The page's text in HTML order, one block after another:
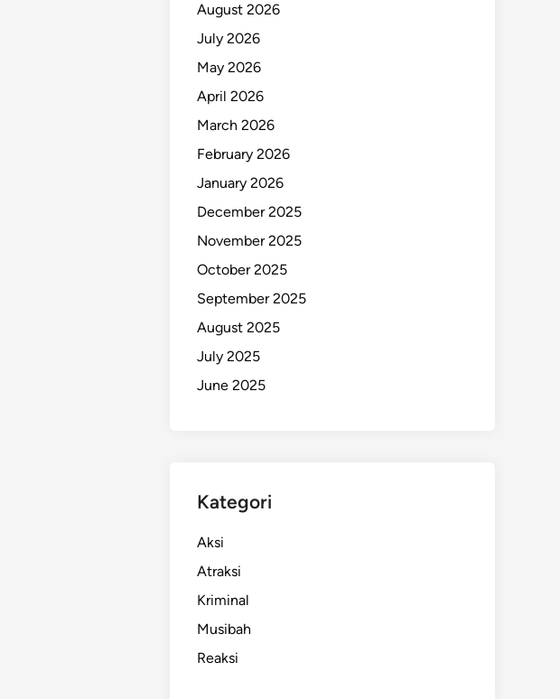
August 2026
July 2026
May 2026
April 2026
March 2026
February 2026
January 2026
December 2025
November 2025
October 2025
September 2025
August 2025
July 2025
June 2025
Kategori
Aksi
Atraksi
Kriminal
Musibah
Reaksi